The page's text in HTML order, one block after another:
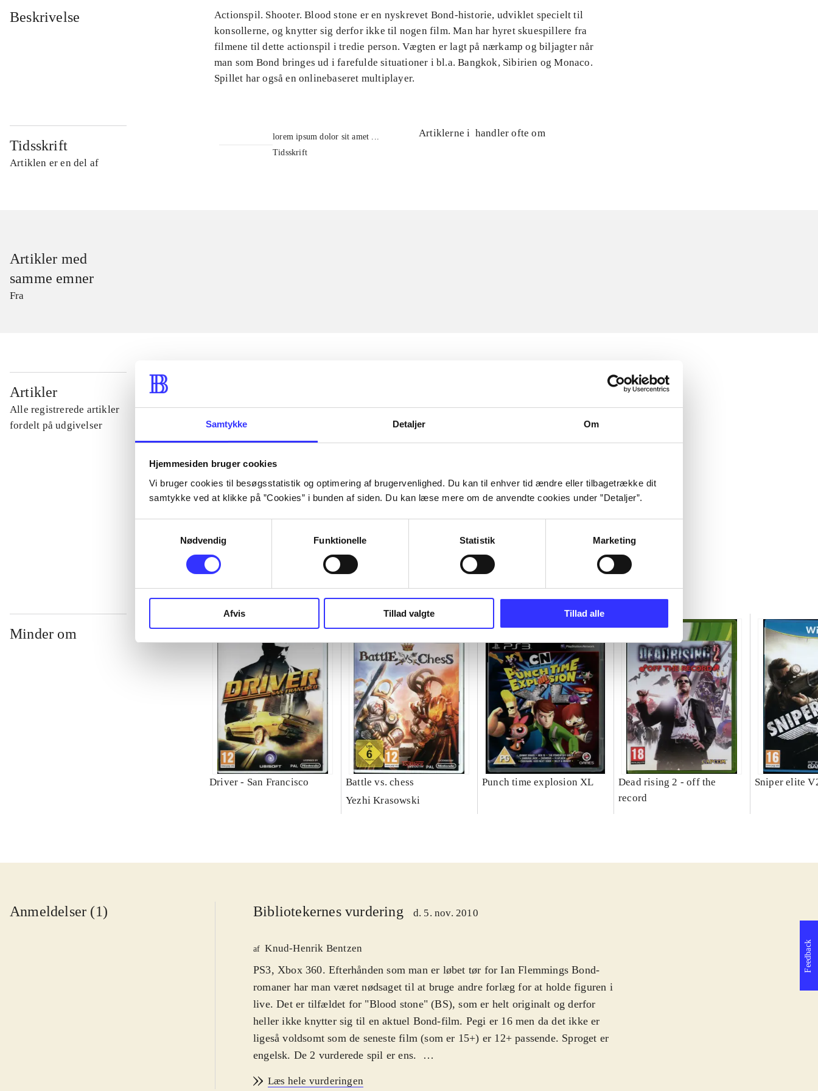
Samtykke Detaljer Om
Hjemmesiden bruger cookies
Vi bruger cookies til besøgsstatistik og optimering af brugervenlighed. Du kan til enhver tid ændre eller tilbagetrække dit
samtykke ved at klikke på ”Cookies” i bunden af siden. Du kan læse mere om de anvendte cookies under ”Detaljer”.
Nødvendig
Funktionelle Statistik Marketing
Afvis Tillad valgte Tillad alle
Beskrivelse
Actionspil. Shooter. Blood stone er en nyskrevet Bond-historie, udviklet specielt til
konsollerne, og knytter sig derfor ikke til nogen film. Man har hyret skuespillere fra
filmene til dette actionspil i tredie person. Vægten er lagt på nærkamp og biljagter når
man som Bond bringes ud i farefulde situationer i bl.a. Bangkok, Sibirien og Monaco.
Spillet har også en onlinebaseret multiplayer.
Tidsskrift
Artiklen er en del af
lorem ipsum dolor sit amet ...
Tidsskrift
Artiklerne i handler ofte om
Artikler med
samme emner
Fra
Artikler
Alle registrerede artikler
fordelt på udgivelser
...
...
...
...
Minder om
Driver - San Francisco
Battle vs. chess
Yezhi Krasowski
Punch time explosion XL
Dead rising 2 - off the
record
Sniper elite
Anmeldelser (1) Bibliotekernes vurdering d. 5. nov. 2010
af Knud-Henrik Bentzen
PS3, Xbox 360. Efterhånden som man er løbet tør for Ian Flemmings Bond-
romaner har man været nødsaget til at bruge andre forlæg for at holde figuren i
live. Det er tilfældet for "Blood stone" (BS), som er helt originalt og derfor
heller ikke knytter sig til en aktuel Bond-film. Pegi er 16 men da det ikke er
ligeså voldsomt som de seneste film (som er 15+) er 12+ passende. Sproget er
engelsk. De 2 vurderede spil er ens.
Læs hele vurderingen
Feedback